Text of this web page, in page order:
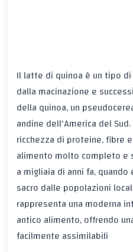
Il latte di quinoa è un tipo
dalla macinazione e
della quinoa, un
andine dell'America del
ricchezza di proteine, fibre
alimento molto completo e
a migliaia di anni fa,
sacro dalle popolazioni
rappresenta una moderna
antico alimento, offrendo
facilmente assimilabili